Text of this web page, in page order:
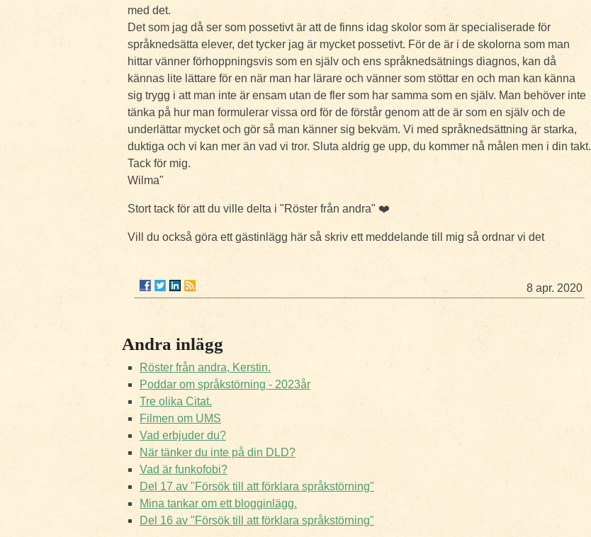
med det.
Det som jag då ser som possetivt är att de finns idag skolor som är specialiserade för
språknedsätta elever, det tycker jag är mycket possetivt. För de är i de skolorna som man
hittar vänner förhoppningsvis som en själv och ens språknedsätnings diagnos, kan då
kännas lite lättare för en när man har lärare och vänner som stöttar en och man kan känna
sig trygg i att man inte är ensam utan de fler som har samma som en själv. Man behöver inte
tänka på hur man formulerar vissa ord för de förstår genom att de är som en själv och de
underlättar mycket och gör så man känner sig bekväm. Vi med språknedsättning är starka,
duktiga och vi kan mer än vad vi tror. Sluta aldrig ge upp, du kommer nå målen men i din takt.
Tack för mig.
Wilma"
Stort tack för att du ville delta i "Röster från andra" ❤️
Vill du också göra ett gästinlägg här så skriv ett meddelande till mig så ordnar vi det
8 apr. 2020
Andra inlägg
Röster från andra, Kerstin.
Poddar om språkstörning - 2023år
Tre olika Citat.
Filmen om UMS
Vad erbjuder du?
När tänker du inte på din DLD?
Vad är funkofobi?
Del 17 av "Försök till att förklara språkstörning"
Mina tankar om ett blogginlägg.
Del 16 av "Försök till att förklara språkstörning"